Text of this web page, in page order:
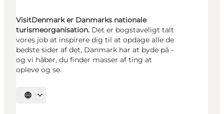
VisitDenmark er Danmarks nationale
turismeorganisation. Det er bogstaveligt talt
vores job at inspirere dig til at opdage alle de
bedste sider af det, Danmark har at byde på -
og vi håber, du finder masser af ting at
opleve og se.
Vælg sprog